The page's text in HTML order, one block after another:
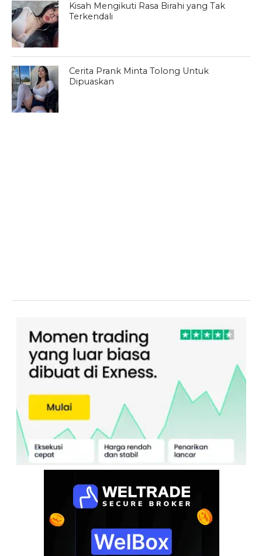
Kisah Mengikuti Rasa Birahi yang Tak
Terkendali
Cerita Prank Minta Tolong Untuk
Dipuaskan